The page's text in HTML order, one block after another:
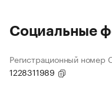
Социальные
Регистрационный номер
1228311989